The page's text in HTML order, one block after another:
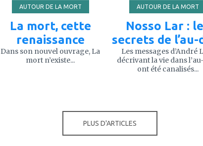
AUTOUR DE LA MORT
La mort, cette
renaissance
Dans son nouvel ouvrage, La
mort n’existe...
AUTOUR DE LA MORT
Nosso Lar :
secrets de l’au-
Les messages d’André
décrivant la vie dans
ont été canalisés...
PLUS D'ARTICLES